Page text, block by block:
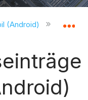
auf- und
(Android)